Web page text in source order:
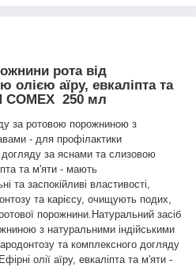
рота від
олією аїру, евкаліпта та
COMEX 250 мл
за ротовою порожниною з
- для профілактики
за яснами та слизовою
та м'яти - мають
та заспокійливі властивості,
та карієсу, очищують подих,
порожнини.Натуральний засіб
з натуральними індійськими
та комплексного догляду
олії аїру, евкаліпта та м'яти -